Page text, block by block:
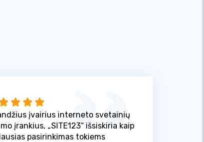
įvairius interneto svetainių
įrankius, „SITE123“ išsiskiria kaip
pasirinkimas tokiems